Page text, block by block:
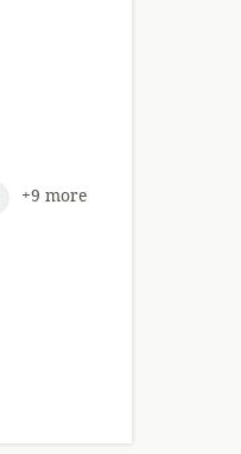
+9 more